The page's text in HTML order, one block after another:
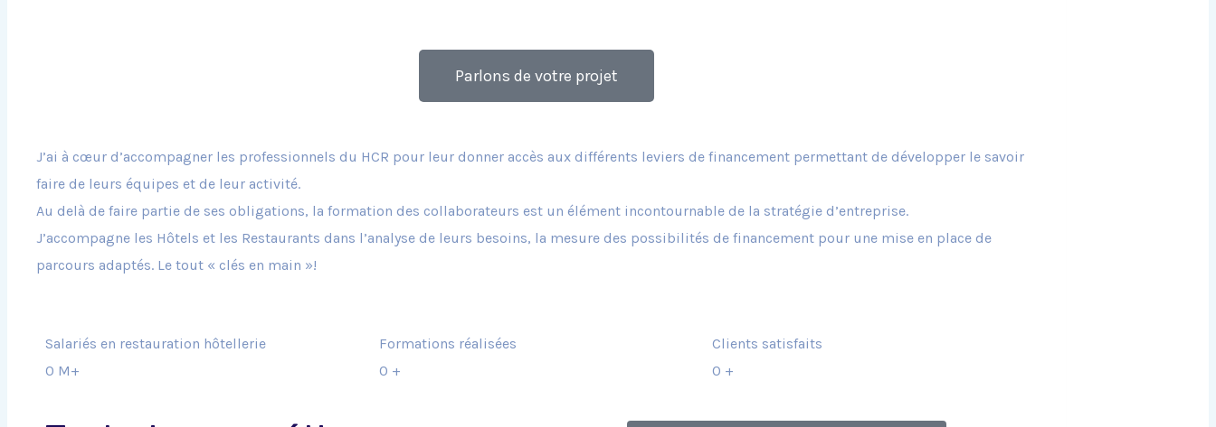
Parlons de votre projet
J’ai à cœur d’accompagner les professionnels du HCR pour leur donner accès aux différents leviers de financement permettant de développer le savoir
faire de leurs équipes et de leur activité.
Au delà de faire partie de ses obligations, la formation des collaborateurs est un élément incontournable de la stratégie d’entreprise.
J’accompagne les Hôtels et les Restaurants dans l’analyse de leurs besoins, la mesure des possibilités de financement pour une mise en place de
parcours adaptés. Le tout « clés en main »!
Salariés en restauration hôtellerie
0 M+
Formations réalisées
0 +
Clients satisfaits
0 +